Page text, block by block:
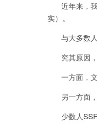
近年来，我
实）。
与大多数人
究其原因，
一方面，文
另一方面，
少数人SSR